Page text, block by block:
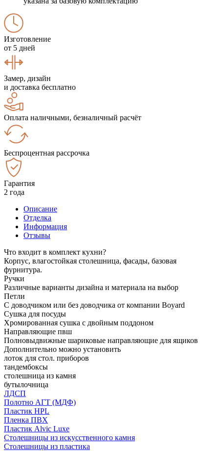
Изготовление
от 5 дней
Замер, дизайн
и доставка бесплатно
Оплата наличными, безналичный расчёт
Беспроцентная рассрочка
Гарантия
2 года
Описание
Отделка
Информация
Отзывы
Что входит в комплект кухни?
Корпус, влагостойкая столешница, фасады, базовая
фурнитура.
Ручки
Различные варианты дизайна и материала на выбор
Петли
С доводчиком или без доводчика от компании Boyard
Сушка для посуды
Хромированная сушка с двойным поддоном
Направляющие пвш
Полновыдвижные шариковые направляющие для ящиков
Дополнительно можно установить
лоток для стол. приборов
тандембоксы
столешница из камня
бутылочница
ЛДСП
Полотно АГТ (МДФ)
Пластик HPL
Пленка ПВХ
Пластик Alvic Luxe
Столешницы из искусственного камня
Столешницы из пластика